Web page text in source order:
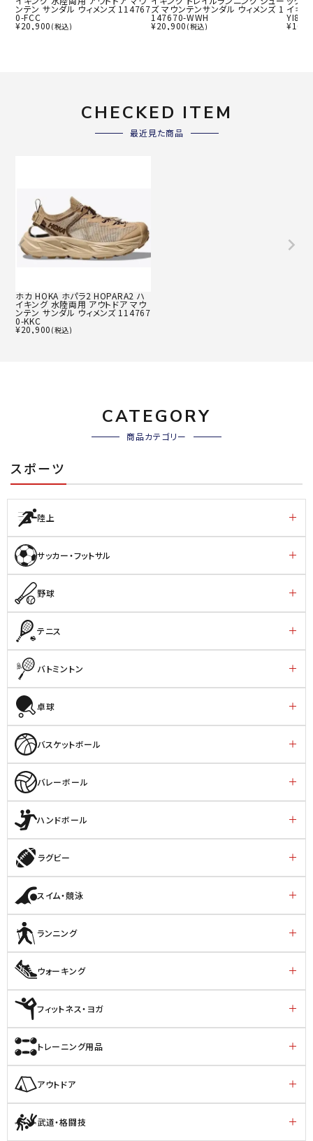
ンテン サンダル ウィメンズ 114767
0-FCC
¥20,900 (税込)
ズ マウンテンサンダル ウィメンズ 1
147670-WWH
¥20,900 (税込)
イキ
¥
CHECKED ITEM
最近見た商品
ホカ HOKA ホパラ2 HOPARA2 ハ
イキング 水陸両用 アウトドア マウ
ンテン サンダル ウィメンズ 114767
0-KKC
¥20,900 (税込)
CATEGORY
商品カテゴリー
スポーツ
陸上
サッカー・フットサル
野球
テニス
バトミントン
卓球
バスケットボール
バレーボール
ハンドボール
ラグビー
スイム・競泳
ランニング
ウォーキング
フィットネス・ヨガ
トレーニング用品
アウトドア
武道・格闘技